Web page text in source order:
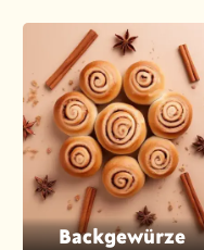
Backgewürze